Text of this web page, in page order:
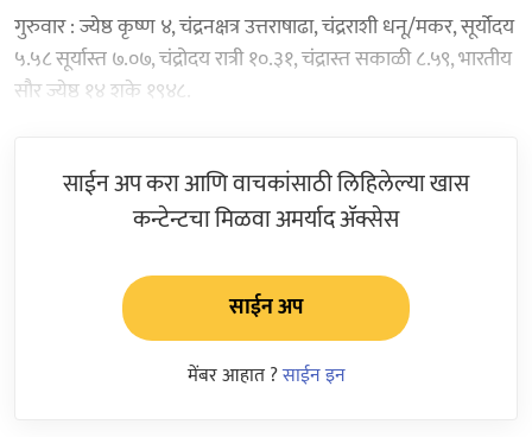
गुरुवार : ज्येष्ठ कृष्ण ४, चंद्रनक्षत्र उत्तराषाढा, चंद्रराशी धनू/मकर, सूर्योदय
५.५८ सूर्यास्त ७.०७, चंद्रोदय रात्री १०.३१, चंद्रास्त सकाळी ८.५९, भारतीय
सौर ज्येष्ठ १४ शके १९४८.
साईन अप करा आणि वाचकांसाठी लिहिलेल्या खास
कन्टेन्टचा मिळवा अमर्याद ॲक्सेस
साईन अप
मेंबर आहात ?साईन इन